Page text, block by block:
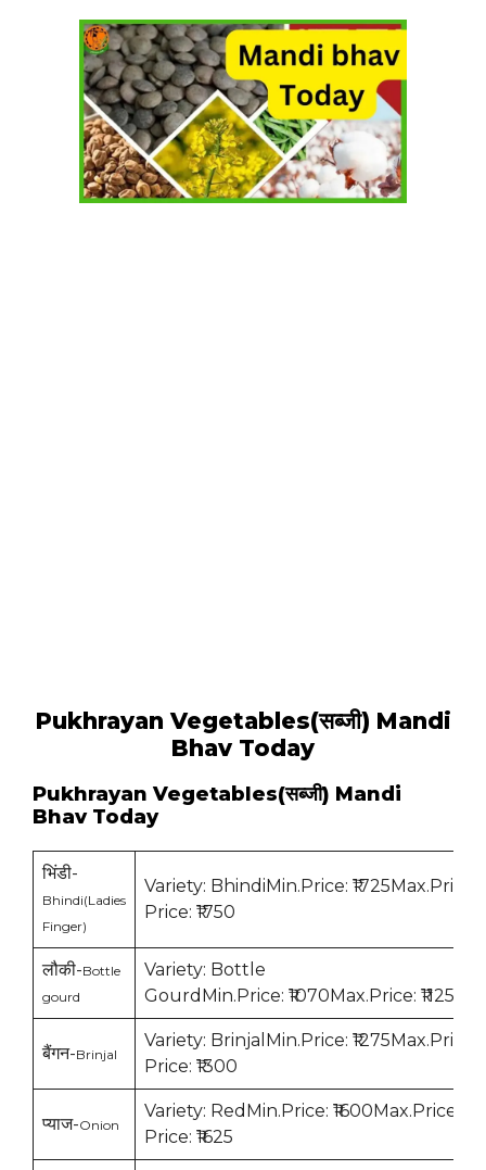
Pukhrayan Vegetables(सब्जी) Mandi
Bhav Today
Pukhrayan Vegetables(सब्जी) Mandi
Bhav Today
भिंडी-
Bhindi(Ladies
Finger)
Variety: BhindiMin.Price: ₹1725Max.Price:
Price: ₹1750
लौकी-Bottle
gourd
Variety: Bottle
GourdMin.Price: ₹1070Max.Price:
बैंगन-Brinjal
Variety: BrinjalMin.Price: ₹1275Max.Price:
Price: ₹1300
प्याज-Onion
Variety: RedMin.Price: ₹1600Max.Price:
Price: ₹1625